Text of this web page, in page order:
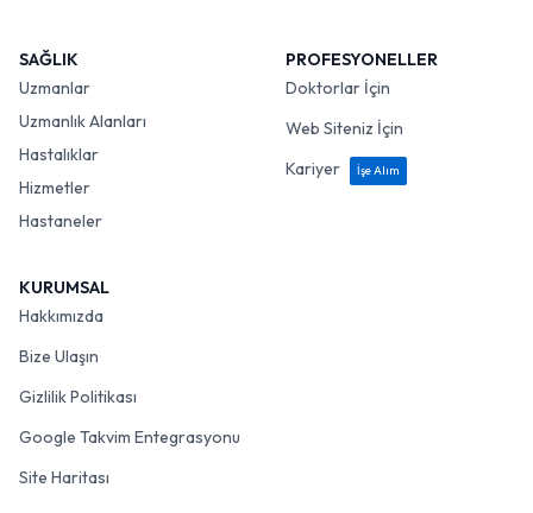
SAĞLIK
Uzmanlar
Uzmanlık Alanları
Hastalıklar
Hizmetler
Hastaneler
PROFESYONELLER
Doktorlar İçin
Web Siteniz İçin
Kariyer
İşe Alım
KURUMSAL
Hakkımızda
Bize Ulaşın
Gizlilik Politikası
Google Takvim Entegrasyonu
Site Haritası